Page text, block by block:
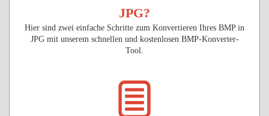
JPG?
Hier sind zwei einfache Schritte zum Konvertieren Ihres BMP in
JPG mit unserem schnellen und kostenlosen BMP-Konverter-
Tool.